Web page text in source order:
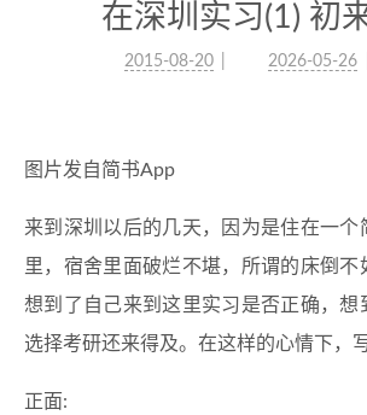
在深圳实习(1) 初
2015-08-20 2026-05-26
图片发自简书App
来到深圳以后的几天，因为是住在一个
里，宿舍里面破烂不堪，所谓的床倒不
想到了自己来到这里实习是否正确，想
选择考研还来得及。在这样的心情下，
正面: